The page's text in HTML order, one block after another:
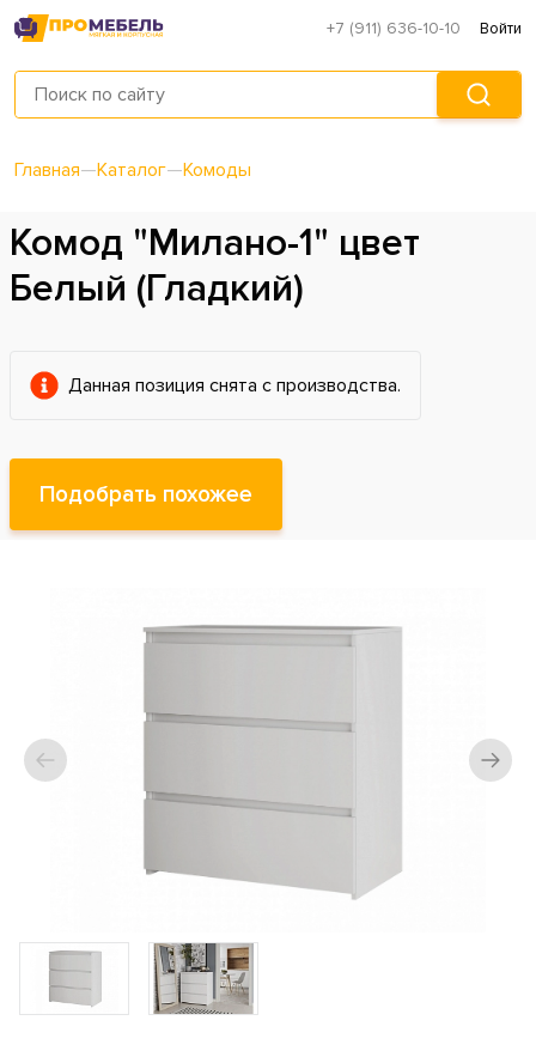
+7 (911) 636-10-10 Войти
Главная—Каталог—Комоды
Комод "Милано-1" цвет
Белый (Гладкий)
Данная позиция снята с производства.
Подобрать похожее